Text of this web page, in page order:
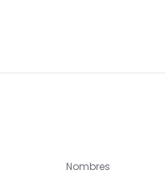
Nombres